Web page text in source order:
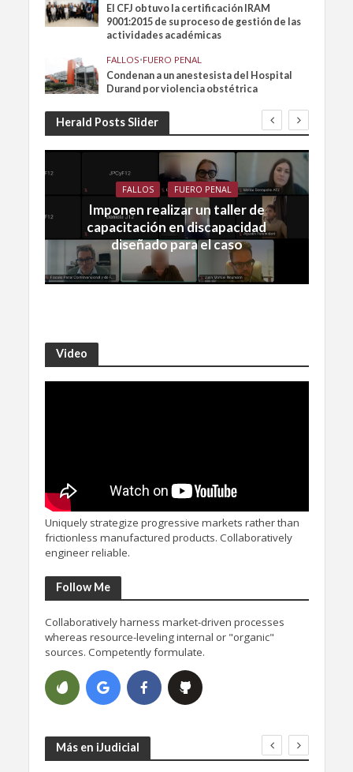
El CFJ obtuvo la certificación IRAM
9001:2015 de su proceso de gestión de las
actividades académicas
FALLOS•FUERO PENAL
Condenan a un anestesista del Hospital
Durand por violencia obstétrica
Herald Posts Slider
FALLOS FUERO PENAL
Imponen realizar un taller de
capacitación en discapacidad
diseñado para el caso
Video
Uniquely strategize progressive markets rather than
frictionless manufactured products. Collaboratively
engineer reliable.
Follow Me
Collaboratively harness market-driven processes
whereas resource-leveling internal or "organic"
sources. Competently formulate.
Más en iJudicial